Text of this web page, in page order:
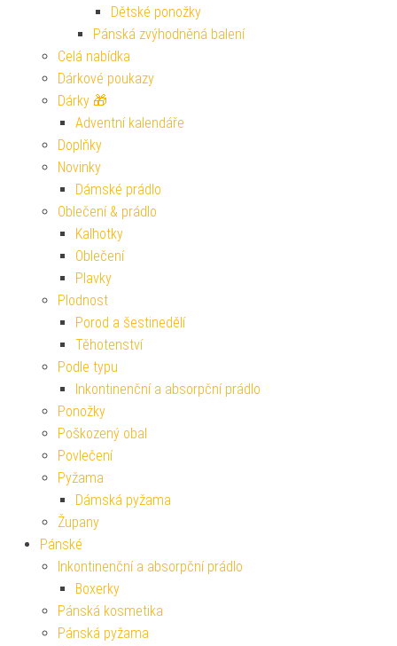
Dětské ponožky
Pánská zvýhodněná balení
Celá nabídka
Dárkové poukazy
Dárky 🎁
Adventní kalendáře
Doplňky
Novinky
Dámské prádlo
Oblečení & prádlo
Kalhotky
Oblečení
Plavky
Plodnost
Porod a šestinedělí
Těhotenství
Podle typu
Inkontinenční a absorpční prádlo
Ponožky
Poškozený obal
Povlečení
Pyžama
Dámská pyžama
Župany
Pánské
Inkontinenční a absorpční prádlo
Boxerky
Pánská kosmetika
Pánská pyžama